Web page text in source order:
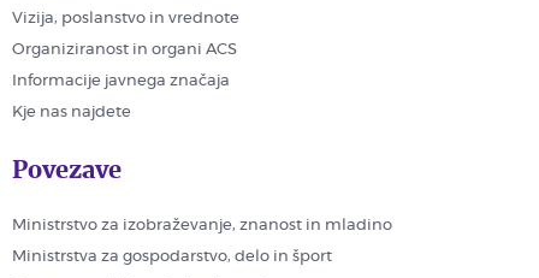
Vizija, poslanstvo in vrednote
Organiziranost in organi ACS
Informacije javnega značaja
Kje nas najdete
Povezave
Ministrstvo za izobraževanje, znanost in mladino
Ministrstva za gospodarstvo, delo in šport